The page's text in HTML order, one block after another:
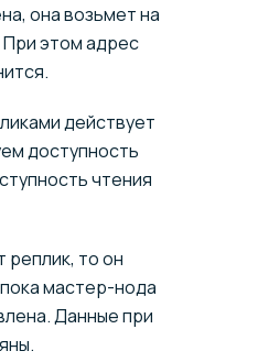
она возьмет на
При этом адрес
действует
доступность
чтения
реплик, то он
мастер-нода
Данные при